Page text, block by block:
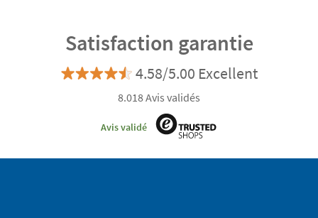
Satisfaction garantie
4.58/5.00 Excellent
8.018 Avis validés
Avis validé